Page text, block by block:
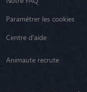
Paramétrer les cookies
Centre d'aide
Animaute recrute